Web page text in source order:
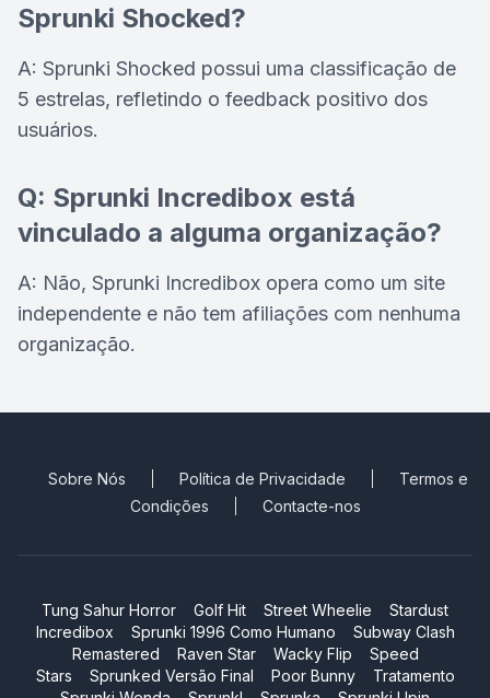
Sprunki Shocked?
A: Sprunki Shocked possui uma classificação de
5 estrelas, refletindo o feedback positivo dos
usuários.
Q: Sprunki Incredibox está
vinculado a alguma organização?
A: Não, Sprunki Incredibox opera como um site
independente e não tem afiliações com nenhuma
organização.
Sobre Nós Política de Privacidade
Termos e
Condições
Contacte-nos
Tung Sahur Horror Golf Hit Street Wheelie
Stardust
Incredibox
Sprunki 1996 Como Humano
Subway Clash
Remastered
Raven Star Wacky Flip
Speed
Stars
Sprunked Versão Final Poor Bunny
Tratamento